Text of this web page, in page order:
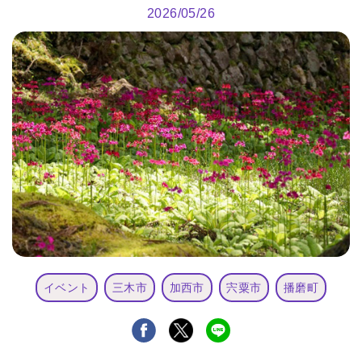
プライバシーポリシー
FAQ
2026/05/26
イベント 三木市 加西市 宍粟市 播磨町